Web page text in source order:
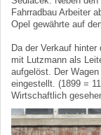
Fahrradbau Arbeiter
Opel gewährte auf
Da der Verkauf
mit Lutzmann als
aufgelöst. Der
eingestellt. (1899 =
Wirtschaftlich